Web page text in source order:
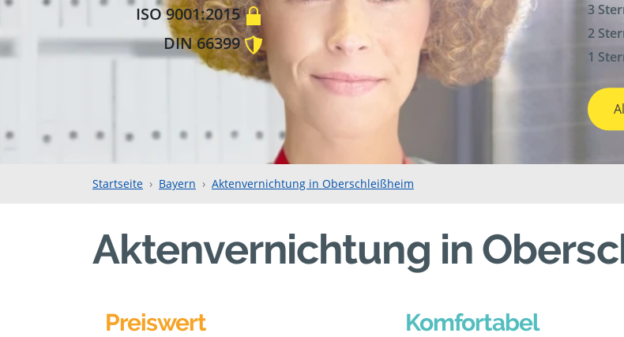
ISO 9001:2015
DIN 66399
3
2
1
Startseite Bayern Aktenvernichtung in Oberschleißheim
Aktenvernichtung in
Preiswert Komfortabel